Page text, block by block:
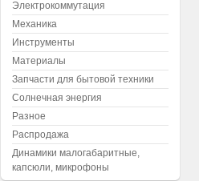
Электрокоммутация
Механика
Инструменты
Материалы
Запчасти для бытовой техники
Солнечная энергия
Разное
Распродажа
Динамики малогабаритные,
капсюли, микрофоны